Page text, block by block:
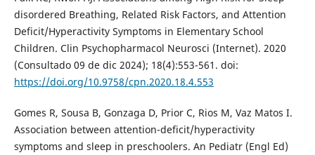
disordered Breathing, Related Risk Factors, and Attention
Deficit/Hyperactivity Symptoms in Elementary School
Children. Clin Psychopharmacol Neurosci (Internet). 2020
(Consultado 09 de dic 2024); 18(4):553-561. doi:
https://doi.org/10.9758/cpn.2020.18.4.553
Gomes R, Sousa B, Gonzaga D, Prior C, Rios M, Vaz Matos I.
Association between attention-deficit/hyperactivity
symptoms and sleep in preschoolers. An Pediatr (Engl Ed)